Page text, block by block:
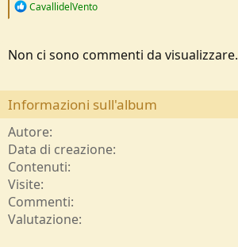
R
t
n
s
:
CavallidelVento
Non ci sono commenti da visualizzare.
Informazioni sull'album
Autore
Data di creazione
Contenuti
Visite
Commenti
Valutazione